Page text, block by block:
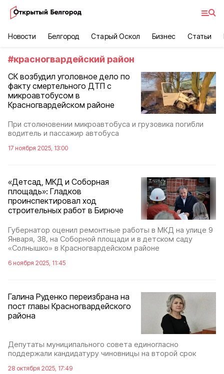
Новости Белгород Старый Оскол Бизнес Статьи
#красногвардейский район
СК возбудил уголовное дело по
факту смертельного ДТП с
микроавтобусом в
Красногвардейском районе
При столкновении микроавтобуса и грузовика погибли
водитель и пассажир автобуса
17 ноября 2025, 13:00
«Детсад, МКД и Соборная
площадь»: Гладков
проинспектировал ход
строительных работ в Бирюче
Губернатор оценил ремонтные работы в МКД на улице 9
Января, 38, на Соборной площади и в детском саду
«Солнышко» в Красногвардейском районе
6 ноября 2025, 11:45
Галина Руденко переизбрана на
пост главы Красногвардейского
района
Депутаты муниципального совета единогласно
поддержали кандидатуру чиновницы на второй срок
28 октября 2025, 17:49